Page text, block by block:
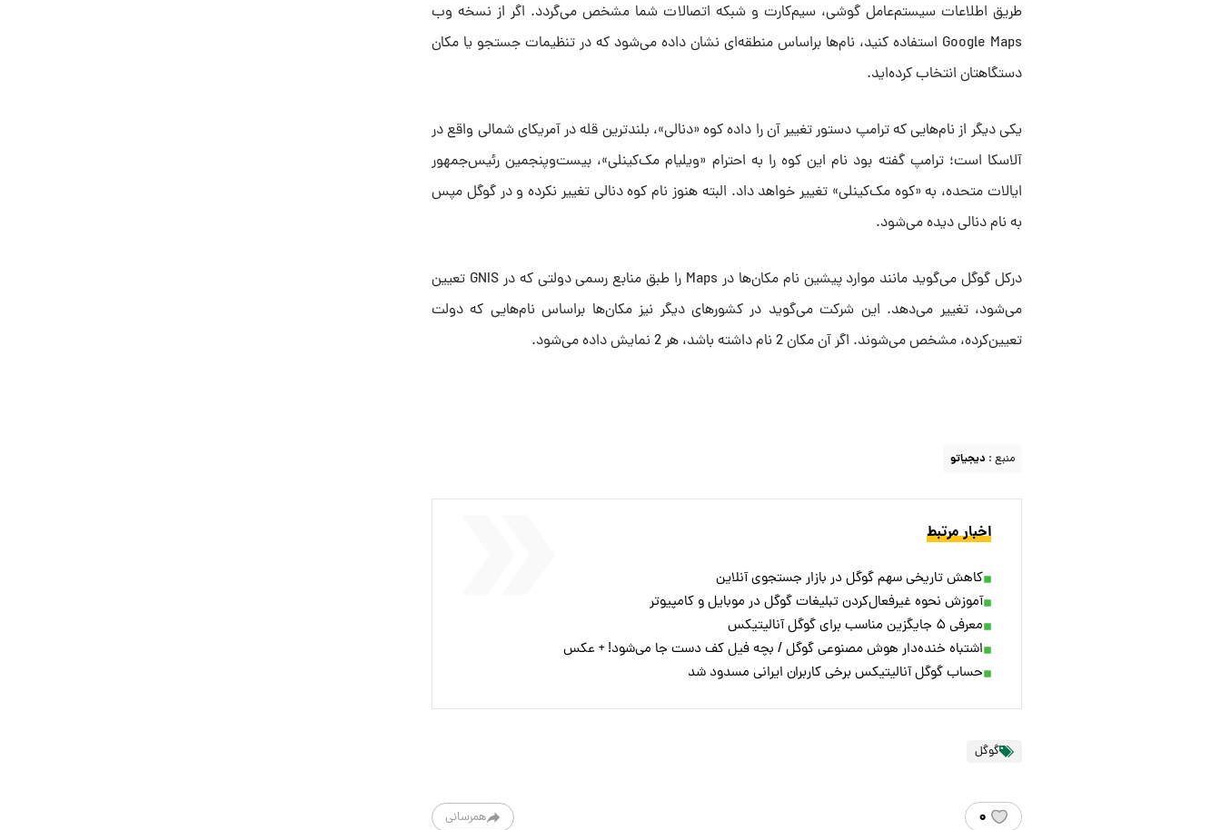
طریق اطلاعات سیستم‌عامل گوشی، سیم‌کارت و شبکه اتصالات شما مشخص می‌گردد. اگر از نسخه وب
Google Maps استفاده کنید، نام‌ها براساس منطقه‌ای نشان داده می‌شود که در تنظیمات جستجو یا مکان
دستگاهتان انتخاب کرده‌اید.
یکی دیگر از نام‌هایی که ترامپ دستور تغییر آن را داده کوه «دنالی»، بلندترین قله در آمریکای شمالی واقع در
آلاسکا است؛ ترامپ گفته بود نام این کوه را به احترام «ویلیام مک‌کینلی»، بیست‌وپنجمین رئیس‌جمهور
ایالات متحده، به «کوه مک‌کینلی» تغییر خواهد داد. البته هنوز نام کوه دنالی تغییر نکرده و در گوگل مپس
به نام دنالی دیده می‌شود.
درکل گوگل می‌گوید مانند موارد پیشین نام مکان‌ها در Maps را طبق منابع رسمی دولتی که در GNIS تعیین
می‌شود، تغییر می‌دهد. این شرکت می‌گوید در کشورهای دیگر نیز مکان‌ها براساس نام‌هایی که دولت
تعیین‌کرده، مشخص می‌شوند. اگر آن مکان 2 نام داشته باشد، هر 2 نمایش داده می‌شود.
منبع : دیجیاتو
اخبار مرتبط
کاهش تاریخی سهم گوگل در بازار جستجوی آنلاین
آموزش نحوه غیرفعال‌کردن تبلیغات گوگل در موبایل و کامپیوتر
معرفی ۵ جایگزین مناسب برای گوگل آنالیتیکس
اشتباه خنده‌دار هوش مصنوعی گوگل / بچه فیل کف دست جا می‌شود! + عکس
حساب‌ گوگل آنالیتیکس برخی کاربران ایرانی مسدود شد
گوگل
همرسانی ۰